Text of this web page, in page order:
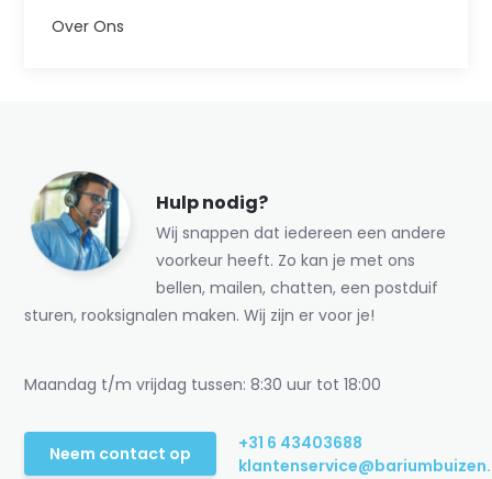
Over Ons
Hulp nodig?
Wij snappen dat iedereen een andere
voorkeur heeft. Zo kan je met ons
bellen, mailen, chatten, een postduif
sturen, rooksignalen maken. Wij zijn er voor je!
Maandag t/m vrijdag tussen: 8:30 uur tot 18:00
Neem contact op
+31 6 43403688